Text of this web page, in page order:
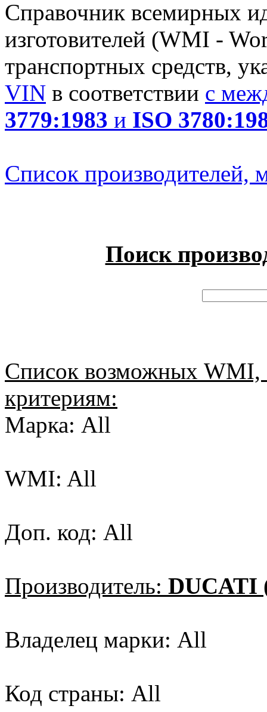
Справочник всемирных
изготовителей (WMI -
транспортных средств,
VIN в соответствии с
3779:1983 и ISO
Список производителей,
Поиск
Список возможных
критериям:
Марка: All
WMI: All
Доп. код: All
Производитель: DUCATI
Владелец марки: All
Код страны: All